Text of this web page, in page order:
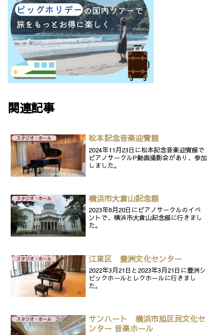
関連記事
スタジオ・ホール 松本記念音楽迎賓館
2024年11月23日に松本記念音楽迎賓館で
ピアノサークルP動画撮影会があり、参加
しました。
スタジオ・ホール 横浜市大倉山記念館
2023年8月20日にピアノサークルのイベ
ントで、横浜市大倉山記念館に行きまし
た。
スタジオ・ホール 江東区 豊洲文化センター
2022年3月21日と2023年3月21日に豊洲シ
ビックホールとレクホールに行きまし
た。
スタジオ・ホール
サンハート 横浜市旭区民文化セ
ンター 音楽ホール